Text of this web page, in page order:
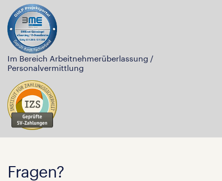
Im Bereich Arbeitnehmerüberlassung /
Personalvermittlung
Fragen?